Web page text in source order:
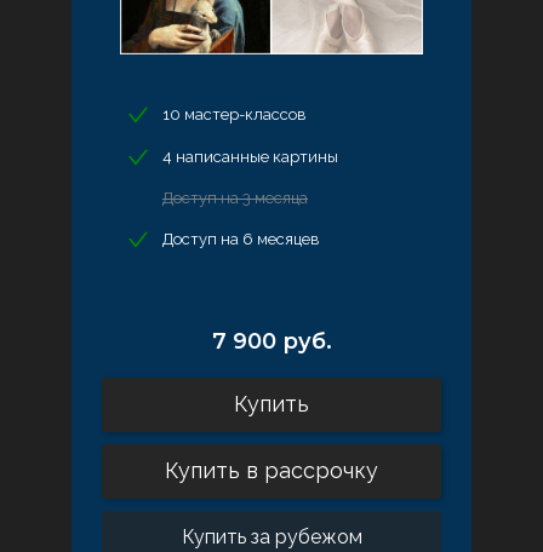
10 мастер-классов
4 написанные картины
Доступ на 3 месяца
Доступ на 6 месяцев
7 900 руб.
Купить
Купить в рассрочку
Купить за рубежом